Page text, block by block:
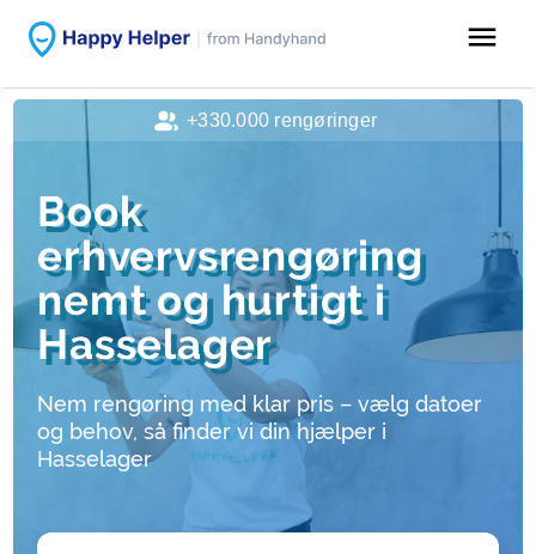
menu
Book
erhvervsrengøring
nemt og hurtigt i
Hasselager
Nem rengøring med klar pris – vælg datoer
og behov, så finder vi din hjælper i
Hasselager
+330.000 rengøringer